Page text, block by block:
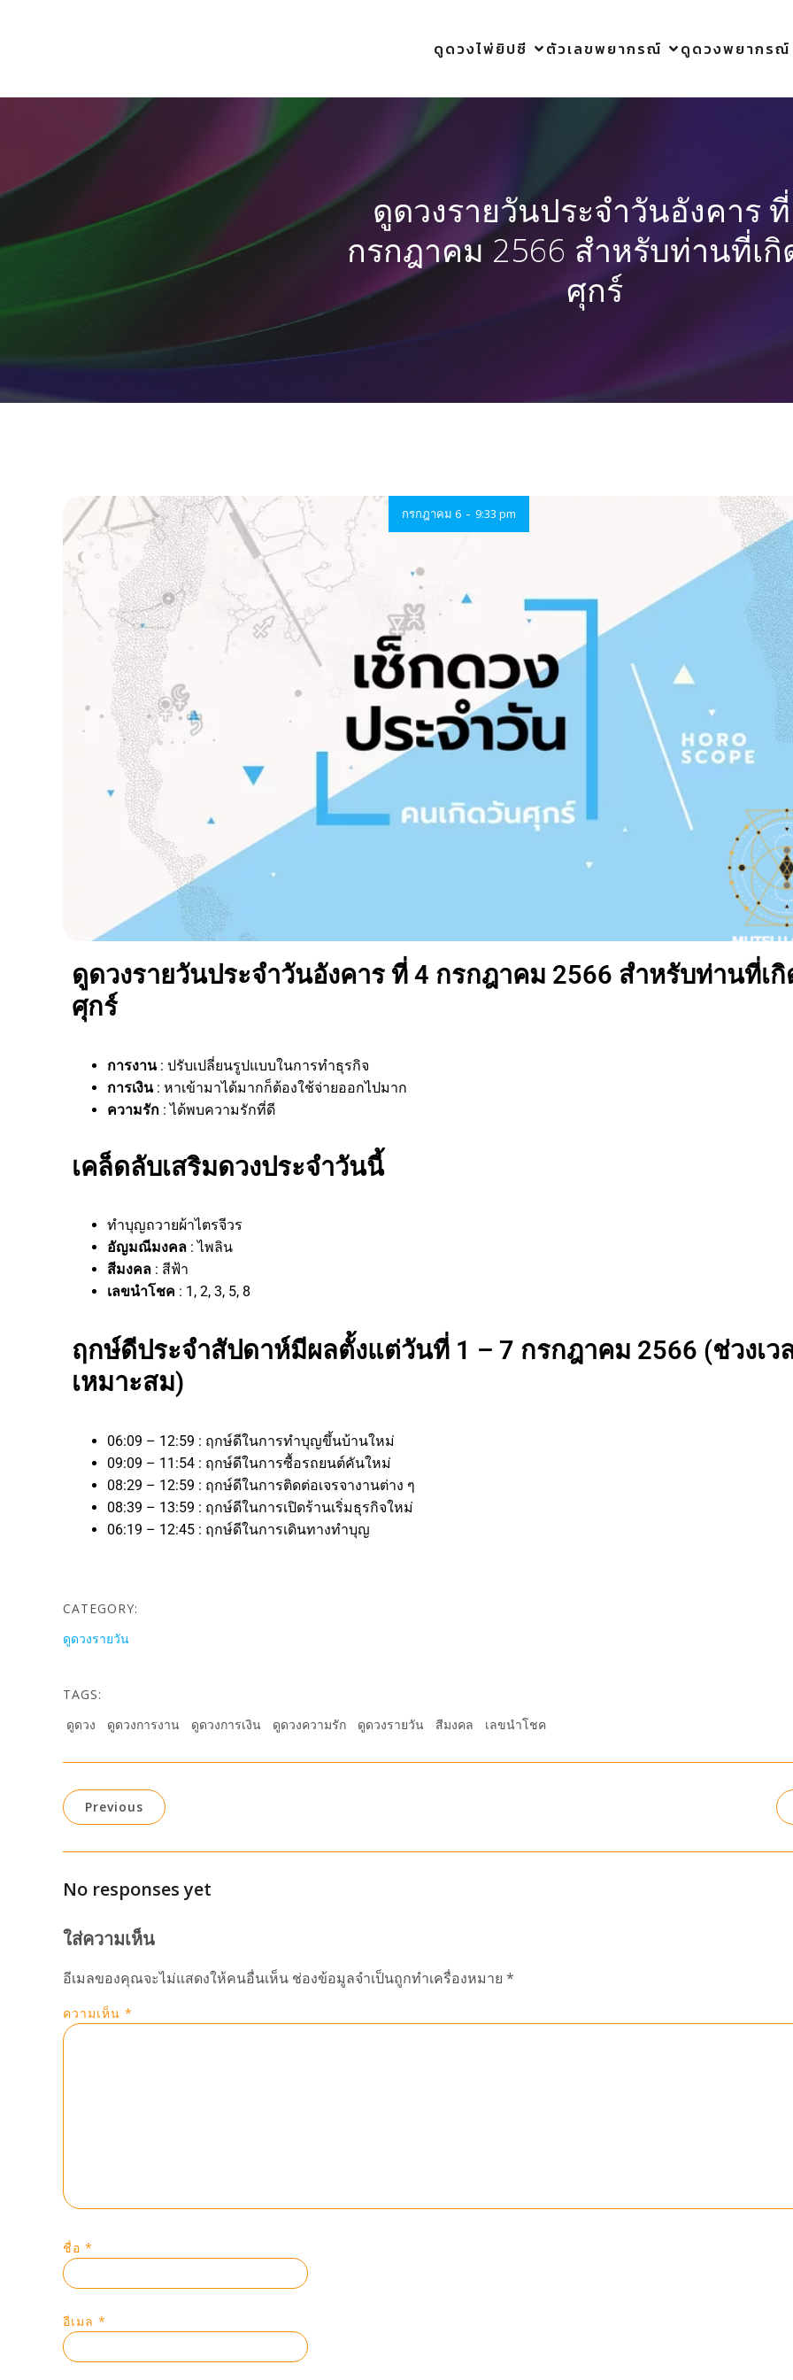
ดูดวงไพ่ยิปซี ตัวเลขพยากรณ์ ดูดวงพยากรณ์
ดูดวงรายวันประจำวันอังคาร
กรกฎาคม 2566 สำหรับท่านที่เ
ศุกร์
กรกฎาคม 6 - 9:33 pm
ดูดวงรายวันประจำวันอังคาร ที่ 4 กรกฎาคม 2566 สำหรับท่านที่เ
ศุกร์
การงาน : ปรับเปลี่ยนรูปแบบในการทำธุรกิจ
การเงิน : หาเข้ามาได้มากก็ต้องใช้จ่ายออกไปมาก
ความรัก : ได้พบความรักที่ดี
เคล็ดลับเสริมดวงประจำวันนี้
ทำบุญถวายผ้าไตรจีวร
อัญมณีมงคล : ไพลิน
สีมงคล : สีฟ้า
เลขนำโชค : 1, 2, 3, 5, 8
ฤกษ์ดีประจำสัปดาห์มีผลตั้งแต่วันที่ 1 – 7 กรกฎาคม 2566 (ช่วงเว
เหมาะสม)
06:09 – 12:59 : ฤกษ์ดีในการทำบุญขึ้นบ้านใหม่
09:09 – 11:54 : ฤกษ์ดีในการซื้อรถยนต์คันใหม่
08:29 – 12:59 : ฤกษ์ดีในการติดต่อเจรจางานต่าง ๆ
08:39 – 13:59 : ฤกษ์ดีในการเปิดร้านเริ่มธุรกิจใหม่
06:19 – 12:45 : ฤกษ์ดีในการเดินทางทำบุญ
CATEGORY:
ดูดวงรายวัน
TAGS:
ดูดวง
ดูดวงการงาน ดูดวงการเงิน ดูดวงความรัก ดูดวงรายวัน สีมงคล เลขนำโชค
Previous
No responses yet
ใส่ความเห็น
อีเมลของคุณจะไม่แสดงให้คนอื่นเห็น ช่องข้อมูลจำเป็นถูกทำเครื่องหมาย *
ความเห็น *
ชื่อ *
อีเมล *